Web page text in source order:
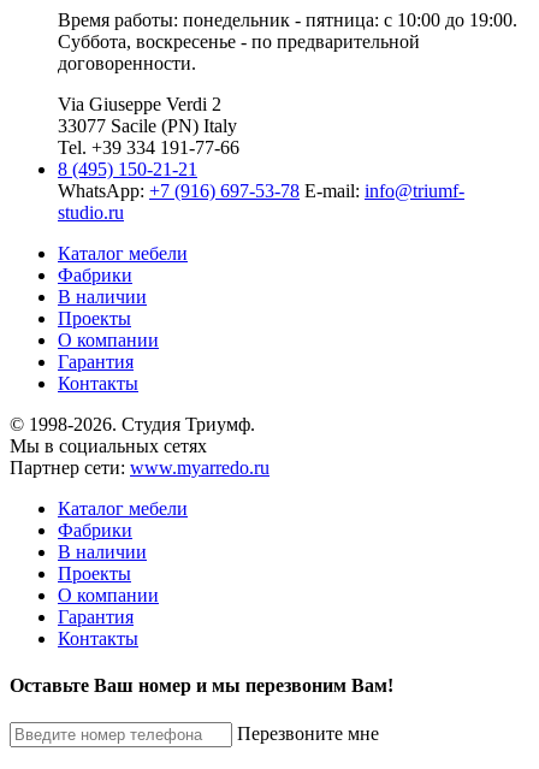
Время работы: понедельник - пятница: с 10:00 до 19:00.
Суббота, воскресенье - по предварительной
договоренности.
Via Giuseppe Verdi 2
33077 Sacile (PN) Italy
Tel. +39 334 191-77-66
8 (495) 150-21-21
WhatsApp: +7 (916) 697-53-78 E-mail: info@triumf-
studio.ru
Каталог мебели
Фабрики
В наличии
Проекты
О компании
Гарантия
Контакты
© 1998-2026. Студия Триумф.
Мы в социальных сетях
Партнер сети: www.myarredo.ru
Каталог мебели
Фабрики
В наличии
Проекты
О компании
Гарантия
Контакты
Оставьте Ваш номер и мы перезвоним Вам!
Перезвоните мне